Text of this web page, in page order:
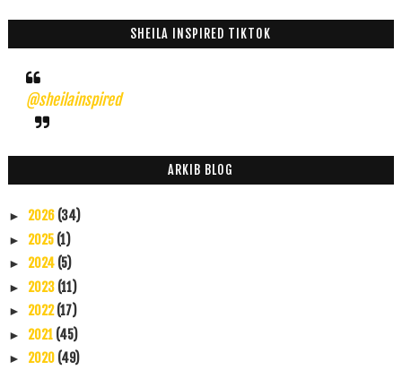
SHEILA INSPIRED TIKTOK
@sheilainspired
ARKIB BLOG
► 2026 (34)
► 2025 (1)
► 2024 (5)
► 2023 (11)
► 2022(17)
► 2021 (45)
► 2020 (49)